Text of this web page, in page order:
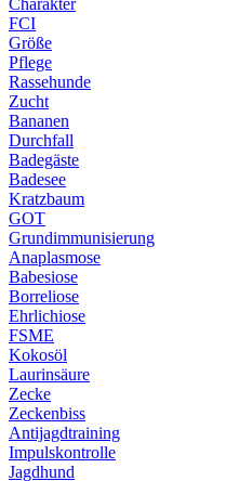
Charakter
FCI
Größe
Pflege
Rassehunde
Zucht
Bananen
Durchfall
Badegäste
Badesee
Kratzbaum
GOT
Grundimmunisierung
Anaplasmose
Babesiose
Borreliose
Ehrlichiose
FSME
Kokosöl
Laurinsäure
Zecke
Zeckenbiss
Antijagdtraining
Impulskontrolle
Jagdhund